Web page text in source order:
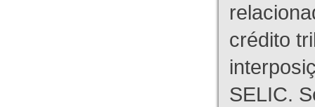
crédito
SELIC.